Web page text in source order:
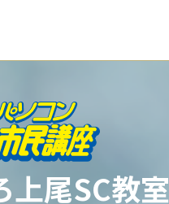
上尾SC教室